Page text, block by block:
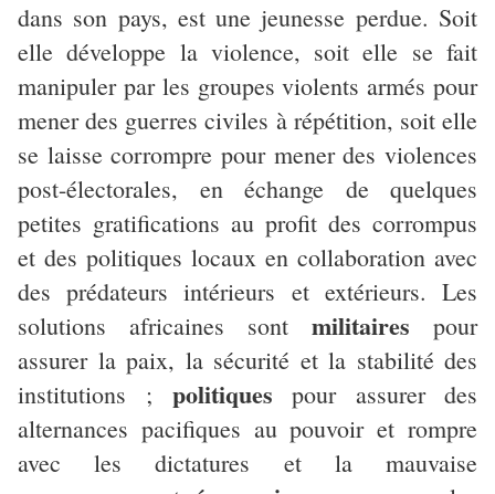
dans son pays, est une jeunesse perdue. Soit
elle développe la violence, soit elle se fait
manipuler par les groupes violents armés pour
mener des guerres civiles à répétition, soit elle
se laisse corrompre pour mener des violences
post-électorales, en échange de quelques
petites gratifications au profit des corrompus
et des politiques locaux en collaboration avec
des prédateurs intérieurs et extérieurs. Les
solutions africaines sont militaires pour
assurer la paix, la sécurité et la stabilité des
institutions ; politiques pour assurer des
alternances pacifiques au pouvoir et rompre
avec les dictatures et la mauvaise